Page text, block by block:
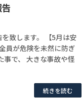
致します。 【5月は安
員が危険を未然に防ぎ
事で、 大きな事故や怪
続きを読む